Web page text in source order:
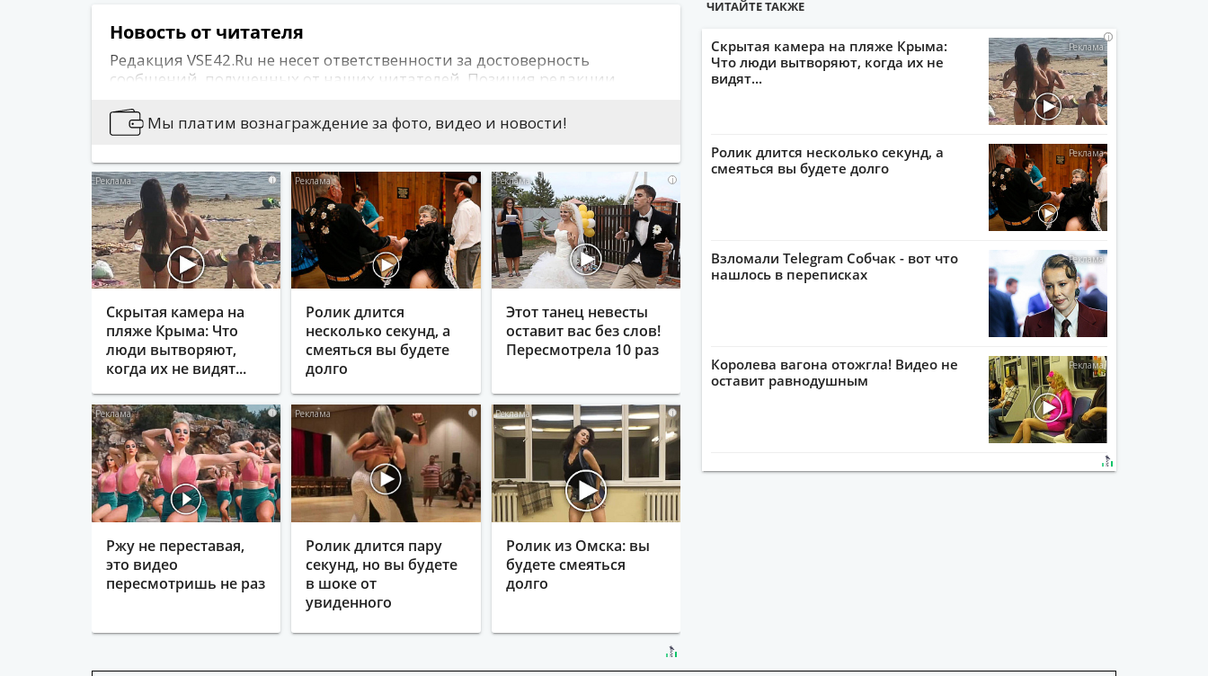
Новость от читателя
Редакция VSE42.Ru не несет ответственности за достоверность
сообщений, полученных от наших читателей. Позиция редакции
публикуется информация, носящая оскорбительный характер либо
содержащая иные признаки, которые могут привести к нарушению
Вы можете сообщить новости:
Позвонив по 76-79-79
Написав на news@vse42.ru
Написав намВКонтакте
Мы платим вознаграждение за фото, видео и новости!
i
Скрытая камера на
пляже Крыма: Что
люди вытворяют,
когда их не видят...
i
Ролик длится
несколько секунд, а
смеяться вы будете
долго
i
Этот танец невесты
оставит вас без слов!
Пересмотрела 10 раз
i
Ржу не переставая,
это видео
пересмотришь не раз
i
Ролик длится пару
секунд, но вы будете
в шоке от
увиденного
i
Ролик из Омска: вы
будете смеяться
долго
ЧИТАЙТЕ ТАКЖЕ
i
Скрытая камера на пляже Крыма:
Что люди вытворяют, когда их не
видят...
i
Ролик длится несколько секунд, а
смеяться вы будете долго
i
Взломали Telegram Собчак - вот что
нашлось в переписках
i
Королева вагона отожгла! Видео не
оставит равнодушным